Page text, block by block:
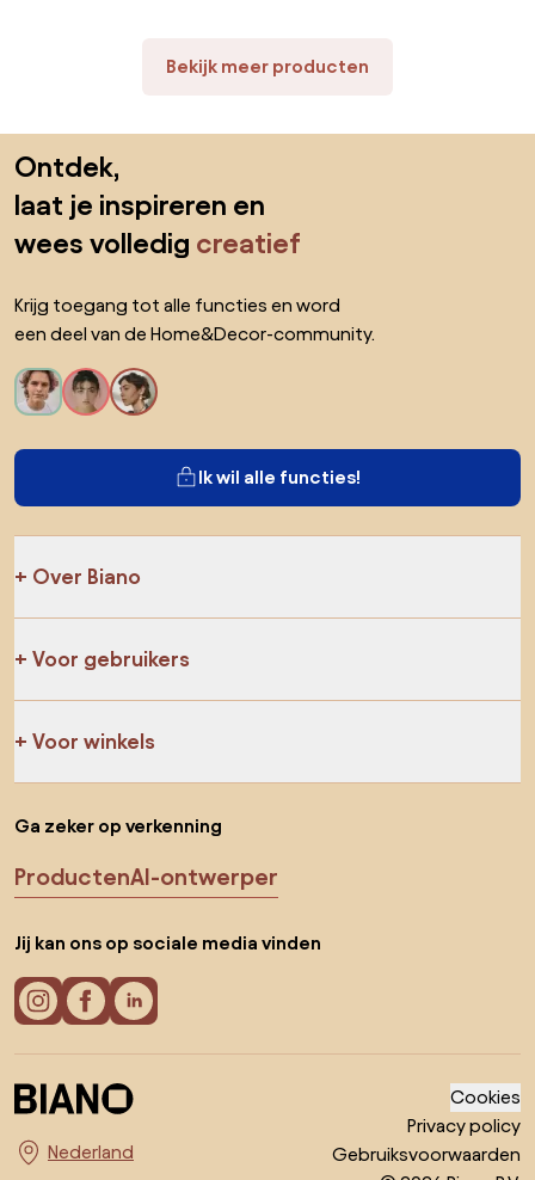
Bekijk meer producten
Ontdek,
laat je inspireren en
wees volledig creatief
Krijg toegang tot alle functies en word
een deel van de Home&Decor-community.
Ik wil alle functies!
Over Biano
Voor gebruikers
Voor winkels
Ga zeker op verkenning
ProductenAI-ontwerper
Jij kan ons op sociale media vinden
Kies land
Cookies
Privacy policy
Gebruiksvoorwaarden